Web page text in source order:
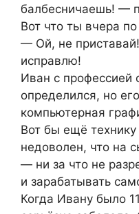
балбесничаешь! —
Вот что ты вчера
— Ой, не
исправлю!
Иван с профессией
определился, но
компьютерная
Вот бы ещё
недоволен, что на
— ни за что не
и зарабатывать
Когда Ивану было